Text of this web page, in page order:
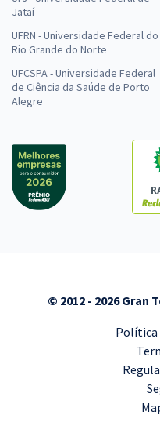
Jataí
UFRN - Universidade Federal do
Rio Grande do Norte
UFCSPA - Universidade Federal
de Ciência da Saúde de Porto
Alegre
© 2012 - 2026 Gran
Política